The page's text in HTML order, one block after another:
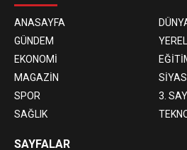
ANASAYFA
GÜNDEM
EKONOMİ
MAGAZİN
SPOR
3.
SAĞLIK
SAYFALAR